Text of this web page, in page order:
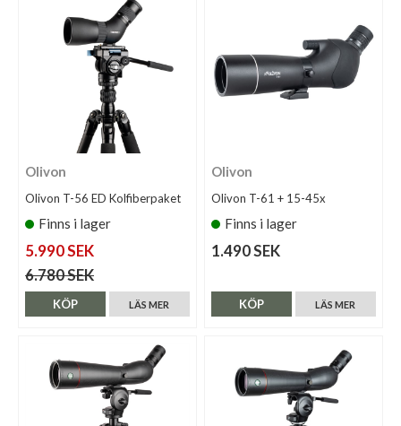
Olivon
Olivon T-56 ED Kolfiberpaket
Finns i lager
5.990 SEK
6.780 SEK
LÄS MER
KÖP
Olivon
Olivon T-61 + 15-45x
Finns i lager
1.490 SEK
LÄS MER
KÖP